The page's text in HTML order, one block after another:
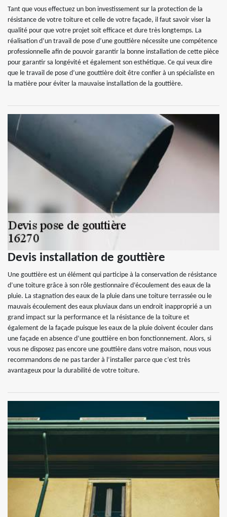
Tant que vous effectuez un bon investissement sur la protection de la
résistance de votre toiture et celle de votre façade, il faut savoir viser la
qualité pour que votre projet soit efficace et dure très longtemps. La
réalisation d’un travail de pose d’une gouttière nécessite une compétence
professionnelle afin de pouvoir garantir la bonne installation de cette pièce
pour garantir sa longévité et également son esthétique. Ce qui veux dire
que le travail de pose d’une gouttière doit être confier à un spécialiste en
la matière pour éviter la mauvaise installation de la gouttière.
Devis installation de gouttière
Une gouttière est un élément qui participe à la conservation de résistance
d’une toiture grâce à son rôle gestionnaire d’écoulement des eaux de la
pluie. La stagnation des eaux de la pluie dans une toiture terrassée ou le
mauvais écoulement des eaux pluviaux dans un endroit inapproprié a un
grand impact sur la performance et la résistance de la toiture et
également de la façade puisque les eaux de la pluie doivent écouler dans
une façade en absence d’une gouttière en bon fonctionnement. Alors, si
vous ne disposez pas encore une gouttière dans votre maison, nous vous
recommandons de ne pas tarder à l’installer parce que c’est très
avantageux pour la durabilité de votre toiture.